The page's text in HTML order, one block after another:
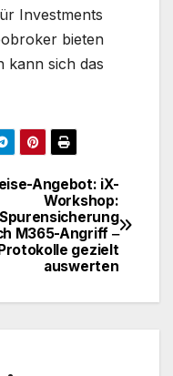
Investments
bieten
kann sich das
Angebot: iX-
Workshop:
Spurensicherung
M365-Angriff ‒
gezielt
auswerten